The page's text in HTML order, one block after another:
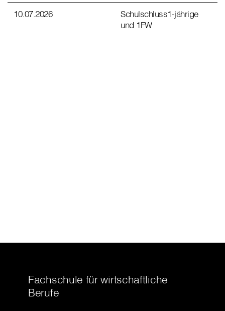
10.07.2026
Schulschluss1-jährige
und 1FW
Fachschule für wirtschaftliche
Berufe